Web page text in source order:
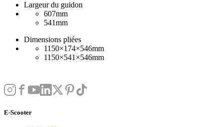
Largeur du guidon
607mm
541mm
Dimensions pliées
1150×174×546mm
1150×541×546mm
E-Scooter